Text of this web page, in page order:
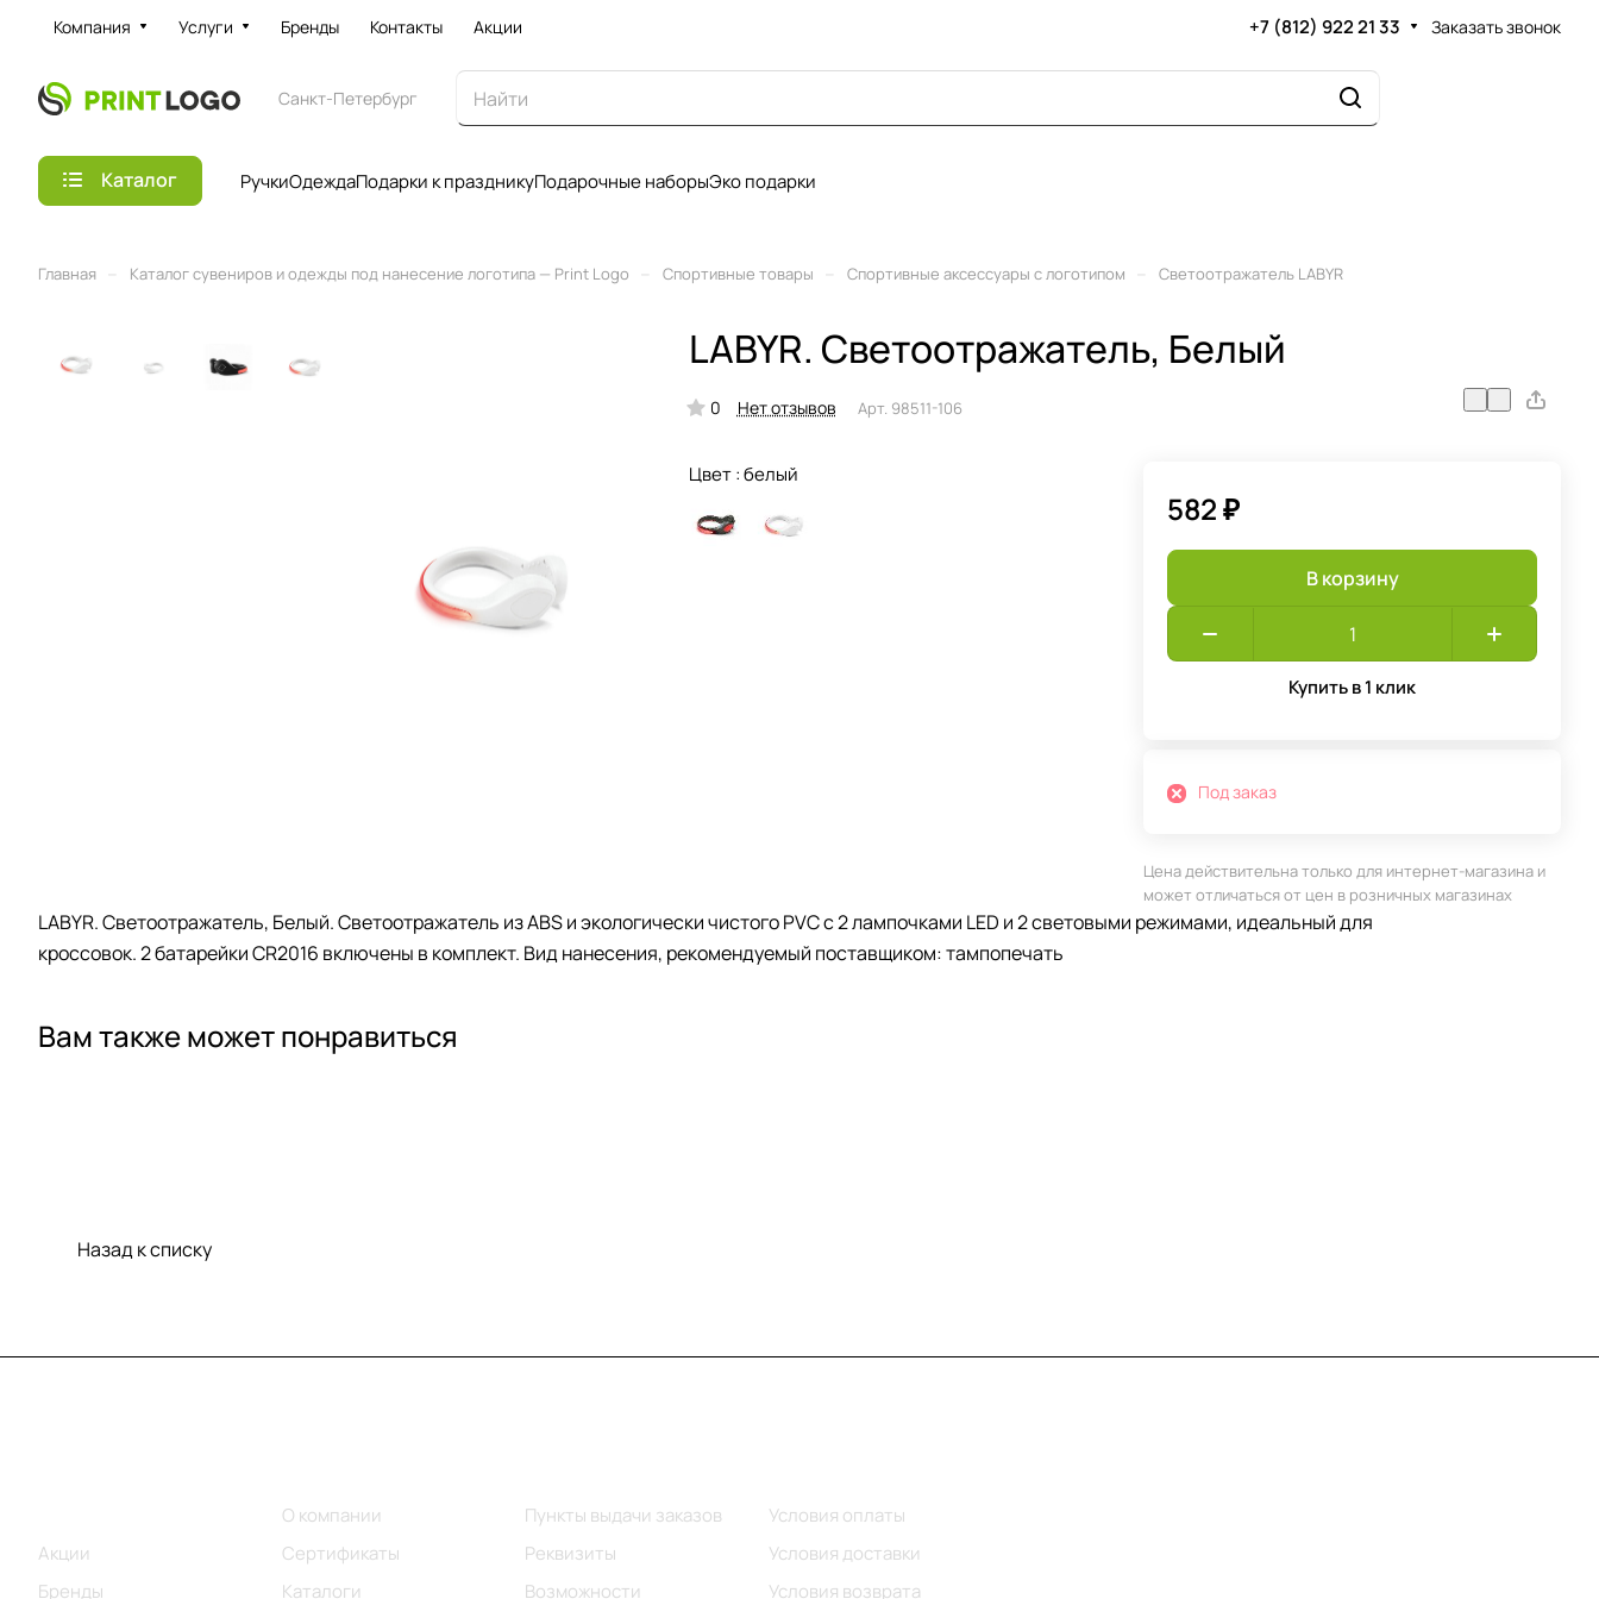
Компания Услуги Бренды Контакты Акции +7 (812) 922 21 33 Заказать звонок
Санкт-Петербург
Каталог РучкиОдеждаПодарки к праздникуПодарочные наборыЭко подарки
Главная Каталог сувениров и одежды под нанесение логотипа — Print Logo Спортивные товары Спортивные аксессуары с логотипом Светоотражатель LABYR
LABYR. Светоотражатель, Белый
0 Нет отзывов Арт. 98511-106
Цвет :белый
582 ₽
В корзину
Купить в 1 клик
Под заказ
Цена действительна только для интернет-магазина и
может отличаться от цен в розничных магазинах
LABYR. Светоотражатель, Белый. Светоотражатель из ABS и экологически чистого PVC с 2 лампочками LED и 2 световыми режимами, идеальный для
кроссовок. 2 батарейки CR2016 включены в комплект. Вид нанесения, рекомендуемый поставщиком: тампопечать
Вам также может понравиться
Назад к списку
Акции
Бренды
О компании
Сертификаты
Каталоги
Пункты выдачи заказов
Реквизиты
Возможности
Условия оплаты
Условия доставки
Условия возврата